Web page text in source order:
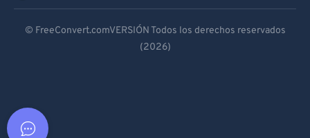
Español
© FreeConvert.comVERSIÓN Todos los derechos reservados
(2026)